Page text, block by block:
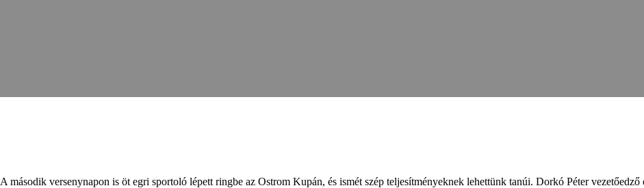
A második versenynapon is öt egri sportoló lépett ringbe az Ostrom Kupán, és ismét szép teljesítményeknek lehettünk tanúi. Dorkó Péter vezetőedző